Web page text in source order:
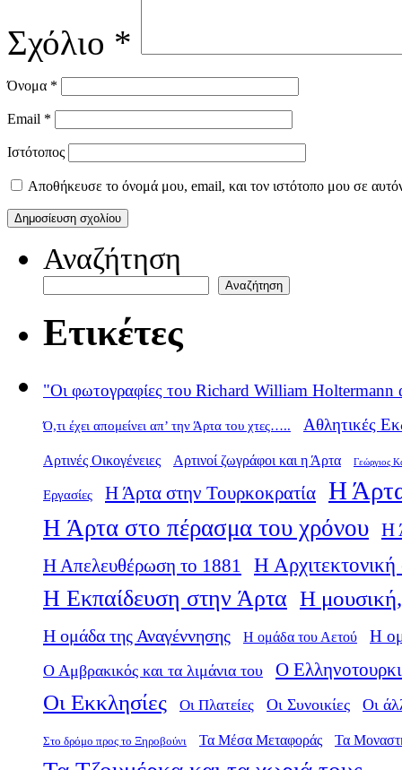
Σχόλιο *
Όνομα *
Email *
Ιστότοπος
Αποθήκευσε το όνομά μου, email, και τον ιστότοπο μου σε
Αναζήτηση
Αναζήτηση
Ετικέτες
"Οι φωτογραφίες του Richard William Holtermann
Ό,τι έχει απομείνει απ’ την Άρτα του χτες….. Αθλητικές
Αρτινές Οικογένειες Αρτινοί ζωγράφοι και η Άρτα Γεώργιος
Εργασίες Η Άρτα στην Τουρκοκρατία Η
Η Άρτα στο πέρασμα του χρόνου Η
Η Απελευθέρωση το 1881
Η
Η Εκπαίδευση στην Άρτα Η μουσική,
Η ομάδα της Αναγέννησης Η ομάδα του Αετού Η
Ο Αμβρακικός και τα λιμάνια του Ο
Οι Εκκλησίες Οι Πλατείες Οι Συνοικίες Οι
Στο δρόμο προς το Ξηροβούνι Τα Μέσα Μεταφοράς Τα